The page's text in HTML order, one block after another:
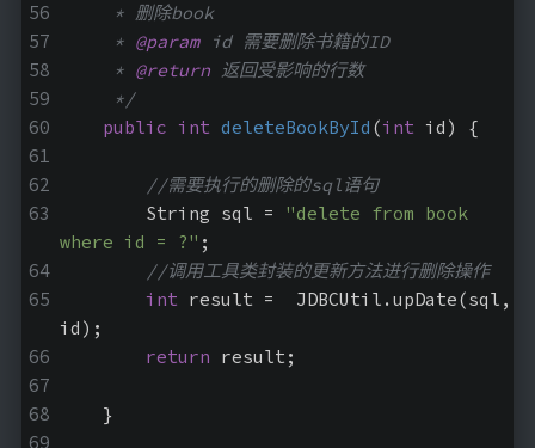
     * 删除book
     *
@param id 需要删除书籍的ID
     *
@return 返回受影响的行数
     */
public int deleteBookById (int id) {
//需要执行的删除的sql语句
        String sql =
"delete from book
where id = ?" ;
//调用工具类封装的更新方法进行删除操作
int result =  JDBCUtil.upDate(sql,
id);
return result;
    }